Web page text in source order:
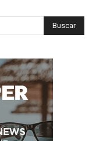
Buscar